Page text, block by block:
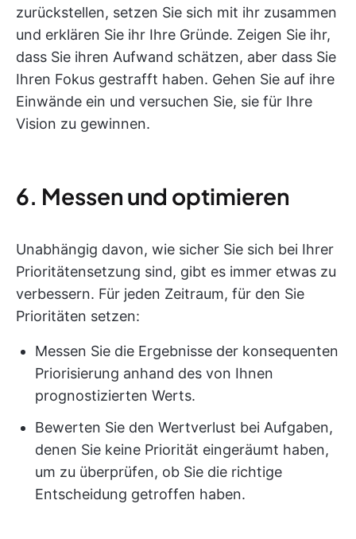
zurückstellen, setzen Sie sich mit ihr zusammen
und erklären Sie ihr Ihre Gründe. Zeigen Sie ihr,
dass Sie ihren Aufwand schätzen, aber dass Sie
Ihren Fokus gestrafft haben. Gehen Sie auf ihre
Einwände ein und versuchen Sie, sie für Ihre
Vision zu gewinnen.
6. Messen und optimieren
Unabhängig davon, wie sicher Sie sich bei Ihrer
Prioritätensetzung sind, gibt es immer etwas zu
verbessern. Für jeden Zeitraum, für den Sie
Prioritäten setzen:
Messen Sie die Ergebnisse der konsequenten
Priorisierung anhand des von Ihnen
prognostizierten Werts.
Bewerten Sie den Wertverlust bei Aufgaben,
denen Sie keine Priorität eingeräumt haben,
um zu überprüfen, ob Sie die richtige
Entscheidung getroffen haben.